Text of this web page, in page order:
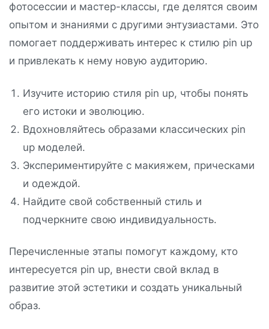
фотосессии и мастер-классы, где делятся своим
опытом и знаниями с другими энтузиастами. Это
помогает поддерживать интерес к стилю pin up
и привлекать к нему новую аудиторию.
Изучите историю стиля pin up, чтобы понять
его истоки и эволюцию.
Вдохновляйтесь образами классических pin
up моделей.
Экспериментируйте с макияжем, прическами
и одеждой.
Найдите свой собственный стиль и
подчеркните свою индивидуальность.
Перечисленные этапы помогут каждому, кто
интересуется pin up, внести свой вклад в
развитие этой эстетики и создать уникальный
образ.